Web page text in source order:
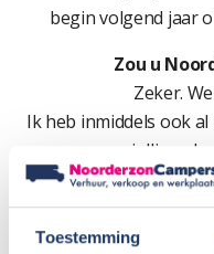
Toestemming
begin volgend jaar
Zou u
Zeker.
Ik heb inmiddels ook
jullie ook